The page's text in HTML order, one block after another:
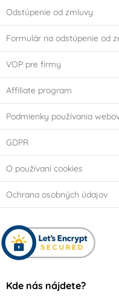
Odstúpenie od zmluvy
Formulár na odstúpenie od
VOP pre firmy
Affiliate program
Podmienky používania
GDPR
O používaní cookies
Ochrana osobných údajov
Kde nás nájdete?